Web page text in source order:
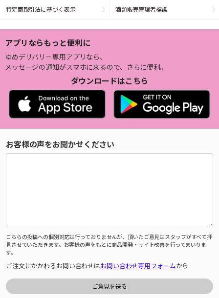
特定商取引法に基づく表示 酒類販売管理者標識
アプリならもっと便利に
ゆめデリバリー専用アプリなら、
メッセージの通知がスマホに来るので、さらに便利。
ダウンロードはこちら
お客様の声をお聞かせください
こちらの投稿への個別対応は行っておりませんが、頂いたご意見はスタッフがすべて拝
見させていただきます。お客様の声をもとに商品開発・サイト改善を行ってまいりま
す。
ご注文にかかわるお問い合わせはお問い合わせ専用フォームから